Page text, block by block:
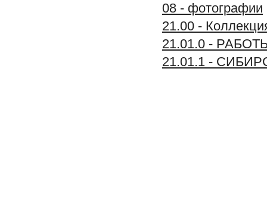
08 - фотографии
21.00 -
21.01.0 -
21.01.1 -